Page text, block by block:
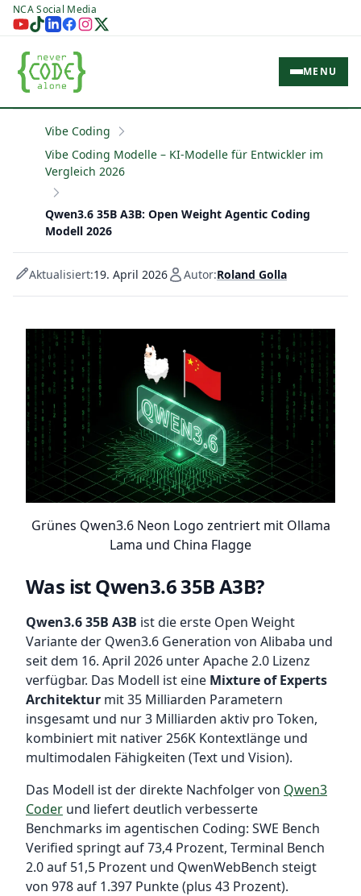
NCA Social Media
MENU
Vibe Coding
Vibe Coding Modelle – KI-Modelle für Entwickler im
Vergleich 2026
Qwen3.6 35B A3B: Open Weight Agentic Coding
Modell 2026
Aktualisiert:19. April 2026 Autor:Roland Golla
Grünes Qwen3.6 Neon Logo zentriert mit Ollama
Lama und China Flagge
Was ist Qwen3.6 35B A3B?
Qwen3.6 35B A3B ist die erste Open Weight
Variante der Qwen3.6 Generation von Alibaba und
seit dem 16. April 2026 unter Apache 2.0 Lizenz
verfügbar. Das Modell ist eine Mixture of Experts
Architektur mit 35 Milliarden Parametern
insgesamt und nur 3 Milliarden aktiv pro Token,
kombiniert mit nativer 256K Kontextlänge und
multimodalen Fähigkeiten (Text und Vision).
Das Modell ist der direkte Nachfolger von Qwen3
Coder und liefert deutlich verbesserte
Benchmarks im agentischen Coding: SWE Bench
Verified springt auf 73,4 Prozent, Terminal Bench
2.0 auf 51,5 Prozent und QwenWebBench steigt
von 978 auf 1.397 Punkte (plus 43 Prozent).